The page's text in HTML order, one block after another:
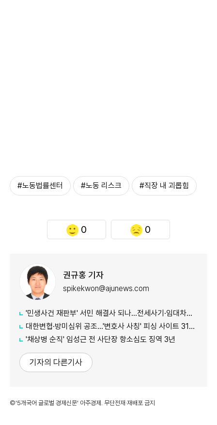
#노동법률센터 #노동 리스크 #직장 내 괴롭힘
0 0
권규홍 기자
spikekwon@ajunews.com
'민생사건 재판부' 서민 해결사 되나...전세사기·임대차분쟁 평균 3개월내 해결
대한변협·방미심위 공조…'변호사 사칭' 피싱 사이트 31건 무더기 차단
'채상병 순직' 임성근 전 사단장 항소심도 징역 3년
기자의 다른기사
©'5개국어 글로벌 경제신문' 아주경제. 무단전재·재배포 금지